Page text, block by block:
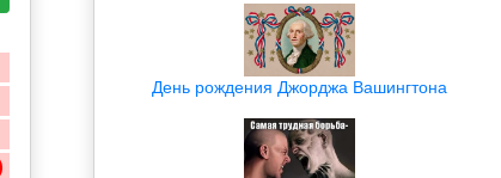
День рождения Джорджа Вашингтона